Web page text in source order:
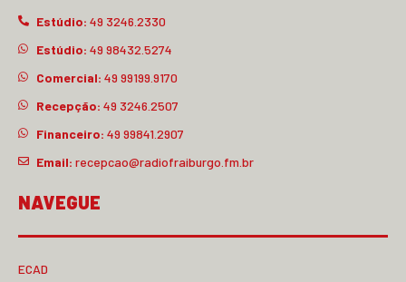
Estúdio: 49 3246.2330
Estúdio: 49 98432.5274
Comercial: 49 99199.9170
Recepção: 49 3246.2507
Financeiro: 49 99841.2907
Email: recepcao@radiofraiburgo.fm.br
NAVEGUE
ECAD